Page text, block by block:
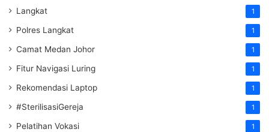
Langkat 1
Polres Langkat 1
Camat Medan Johor 1
Fitur Navigasi Luring 1
Rekomendasi Laptop 1
#SterilisasiGereja 1
Pelatihan Vokasi 1